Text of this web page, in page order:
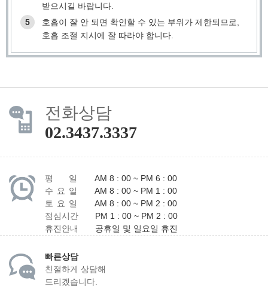
받으시길 바랍니다.
5
호흡이 잘 안 되면 확인할 수 있는 부위가 제한되므로,
호흡 조절 지시에 잘 따라야 합니다.
전화상담
02.3437.3337
평 일
AM 8 : 00 ~ PM 6 : 00
수 요 일
AM 8 : 00 ~ PM 1 : 00
토 요 일
AM 8 : 00 ~ PM 2 : 00
점심시간
PM 1 : 00 ~ PM 2 : 00
휴진안내
공휴일 및 일요일 휴진
빠른상담
친절하게 상담해
드리겠습니다.